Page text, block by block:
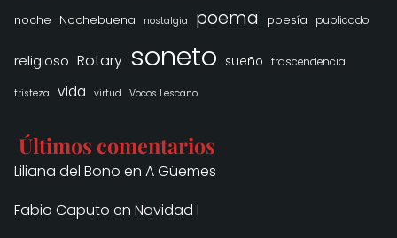
noche Nochebuena nostalgia poema poesía publicado
religioso Rotary soneto sueño trascendencia
tristeza vida virtud Vocos Lescano
Últimos comentarios
Liliana del Bono en A Güemes
Fabio Caputo en Navidad I